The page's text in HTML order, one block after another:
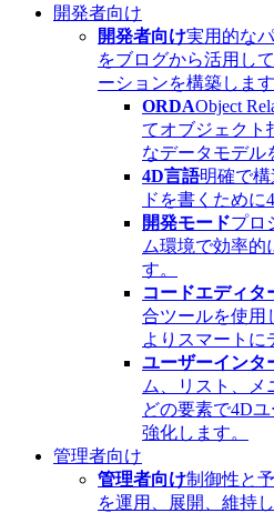
開発者向け
開発者向け実用的な
をブログから活用し
ーションを構築します
ORDAObject
てオブジェクト
なデータモデル
4D言語明確で
ドを書くために
開発モードプロ
ム環境で効率的
す。
コードエディタ
合ツールを使用
よりスマートに
ユーザーインタ
ム、リスト、メ
どの要素で4D
強化します。
管理者向け
管理者向け制御性と
を運用、展開、維持し